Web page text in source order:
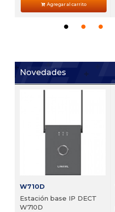
Agregar al carrito
Novedades
W710D
Estación base IP DECT
W710D